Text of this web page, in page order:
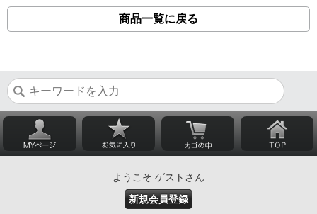
商品一覧に戻る
ようこそ ゲストさん
新規会員登録